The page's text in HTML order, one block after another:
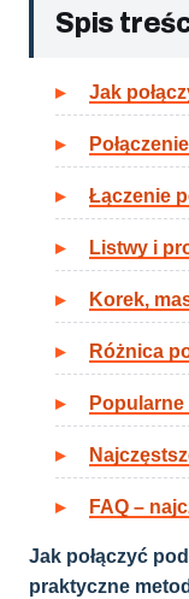
Spis
Jak
Łączenie
Listwy i
Korek,
Różnica
Popularne
FAQ –
Jak połączyć
praktyczne